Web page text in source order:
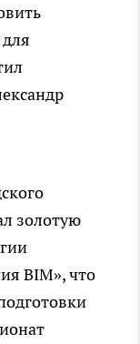
золотую
BIM», что